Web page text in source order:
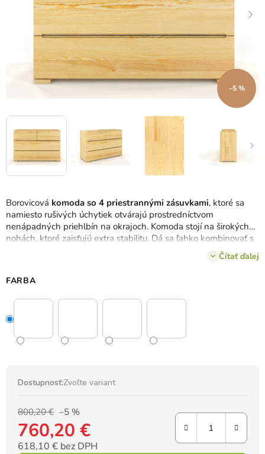
Borovicová komoda so 4 priestrannými zásuvkami, ktoré sa
namiesto rušivých úchytiek otvárajú prostredníctvom
nenápadných priehlbín na okrajoch. Komoda stojí na širokých
nohách, ktoré zaisťujú extra stabilitu. Dá sa ľahko kombinovať s
Čítať ďalej
FARBA
Dostupnosť:Zvoľte variant
800,20 € –5 %
760,20 €
618,10 € bez DPH
–5 %